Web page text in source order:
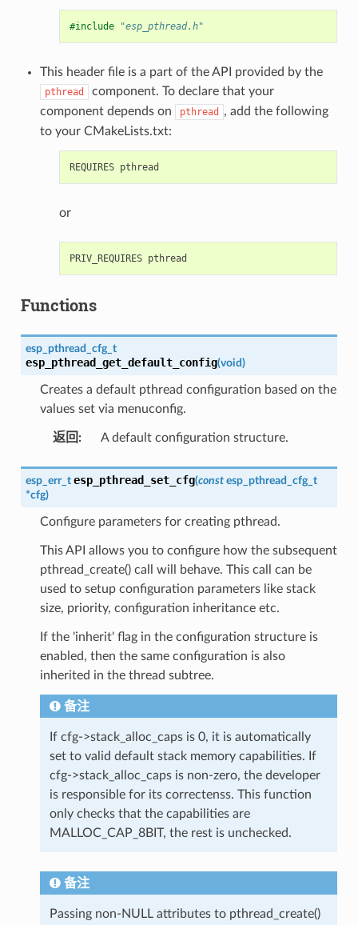
#include "esp_pthread.h"
This header file is a part of the API provided by the
pthread
component. To declare that your
component depends on
pthread
, add the following
to your CMakeLists.txt:
or
Functions
esp_pthread_cfg_t
esp_pthread_get_default_config(void)
Creates a default pthread configuration based on the
values set via menuconfig.
返回 : A default configuration structure.
esp_err_t esp_pthread_set_cfg(const esp_pthread_cfg_t
*cfg)
Configure parameters for creating pthread.
This API allows you to configure how the subsequent
pthread_create() call will behave. This call can be
used to setup configuration parameters like stack
size, priority, configuration inheritance etc.
If the 'inherit' flag in the configuration structure is
enabled, then the same configuration is also
inherited in the thread subtree.
备注
If cfg->stack_alloc_caps is 0, it is automatically
set to valid default stack memory capabilities. If
cfg->stack_alloc_caps is non-zero, the developer
is responsible for its correctenss. This function
only checks that the capabilities are
MALLOC_CAP_8BIT, the rest is unchecked.
备注
Passing non-NULL attributes to pthread_create()